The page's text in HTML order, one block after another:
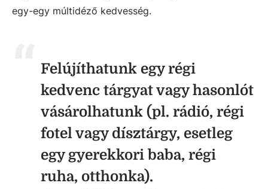
egy-egy múltidéző kedvesség.
Felújíthatunk egy régi
kedvenc tárgyat vagy hasonlót
vásárolhatunk (pl. rádió, régi
fotel vagy dísztárgy, esetleg
egy gyerekkori baba, régi
ruha, otthonka).